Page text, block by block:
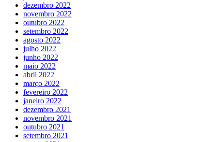
dezembro 2022
novembro 2022
outubro 2022
setembro 2022
agosto 2022
julho 2022
junho 2022
maio 2022
abril 2022
março 2022
fevereiro 2022
janeiro 2022
dezembro 2021
novembro 2021
outubro 2021
setembro 2021